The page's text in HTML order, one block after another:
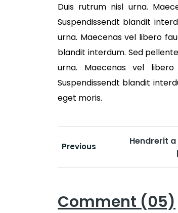
Duis rutrum nisl urna.
Suspendissendt blandit
urna. Maecenas vel libero
blandit interdum. Sed
urna. Maecenas vel
Suspendissendt blandit
eget moris.
Previous
Hendrerit
Comment (05)